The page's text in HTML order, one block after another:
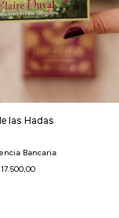
las Hadas
Bancaria